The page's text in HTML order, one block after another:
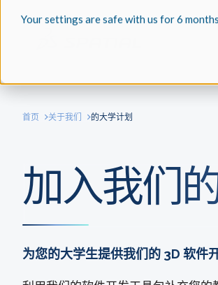
Your settings are safe with us for 6
首页 关于我们 的大学计划
加入我们
为您的大学生提供我们的 3D 软件